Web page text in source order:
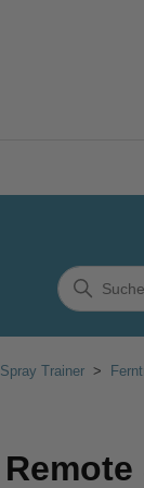
Spray Trainer